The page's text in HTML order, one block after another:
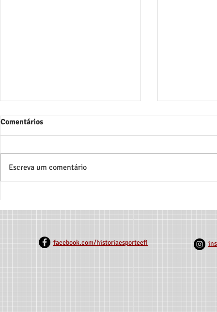
Unimontes]
Comentários
Escreva um comentário
facebook.com/historiaesporteefi